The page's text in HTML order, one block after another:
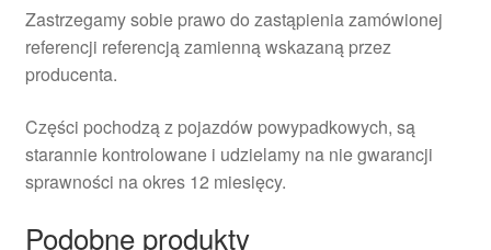
Zastrzegamy sobie prawo do zastąpienia zamówionej
referencji referencją zamienną wskazaną przez
producenta.
Części pochodzą z pojazdów powypadkowych, są
starannie kontrolowane i udzielamy na nie gwarancji
sprawności na okres 12 miesięcy.
Podobne produkty